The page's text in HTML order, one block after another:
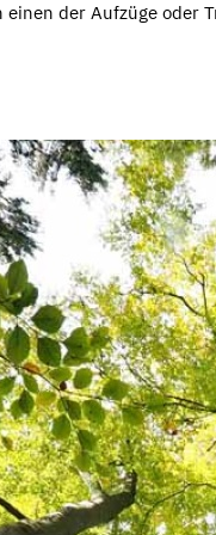
der Aufzüge oder